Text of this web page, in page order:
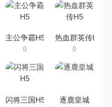
国手机游戏有哪些呢？游戏今天，
乐途下载站小编芒果味的怪咖给大
集，欢迎大家前来选择下载体验
主公争霸H5
0
热血群英传H5
0
闪将三国H5 逐鹿皇城